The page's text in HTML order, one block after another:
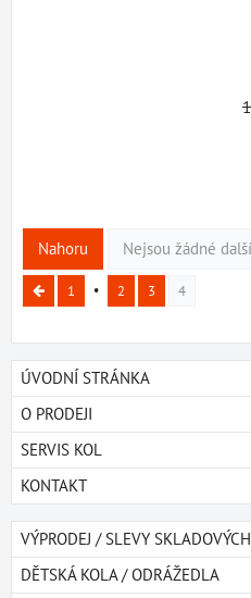
Nahoru Nejsou žádné
1 2 3 4
ÚVODNÍ STRÁNKA
O PRODEJI
SERVIS KOL
KONTAKT
VÝPRODEJ / SLEVY SKLADOVÝCH
DĚTSKÁ KOLA / ODRÁŽEDLA